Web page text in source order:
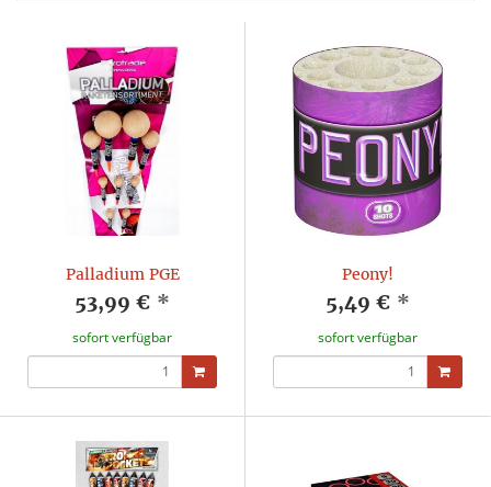
Palladium PGE
53,99 € *
sofort verfügbar
Peony!
5,49 € *
sofort verfügbar